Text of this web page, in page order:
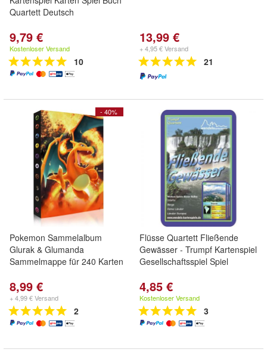
Quartett Deutsch
9,79 €
Kostenloser Versand
10
13,99 €
+ 4,95 € Versand
21
- 40%
Pokemon Sammelalbum
Glurak & Glumanda
Sammelmappe für 240 Karten
8,99 €
+ 4,99 € Versand
2
Flüsse Quartett Fließende
Gewässer - Trumpf Kartenspiel
Gesellschaftsspiel Spiel
4,85 €
Kostenloser Versand
3